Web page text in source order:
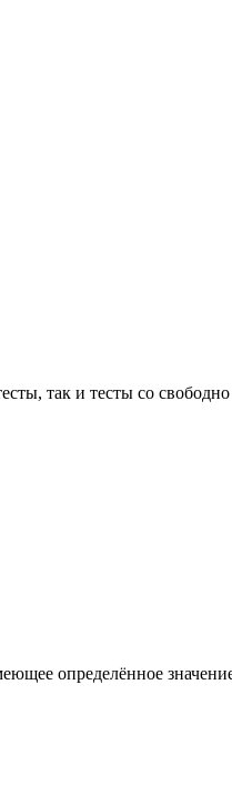
так и тесты со
определённое